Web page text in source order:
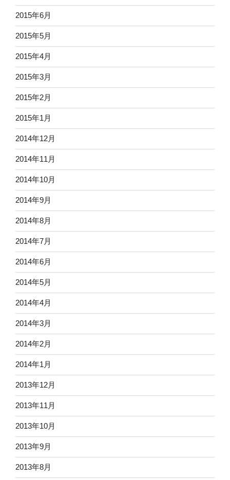
2015年6月
2015年5月
2015年4月
2015年3月
2015年2月
2015年1月
2014年12月
2014年11月
2014年10月
2014年9月
2014年8月
2014年7月
2014年6月
2014年5月
2014年4月
2014年3月
2014年2月
2014年1月
2013年12月
2013年11月
2013年10月
2013年9月
2013年8月